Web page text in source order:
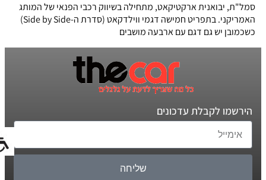
סמל"ת, יבואנית ארקטיקאט, מתחילה בשיווק רכבי הפנאי של המותג
האמריקני. בתפריט חמישה דגמי ווילדקאט (סדרת ה-Side by Side)
כשכמובן יש גם דגם עם ארבעה מושבים
הירשמו לקבלת עדכונים
שליחה